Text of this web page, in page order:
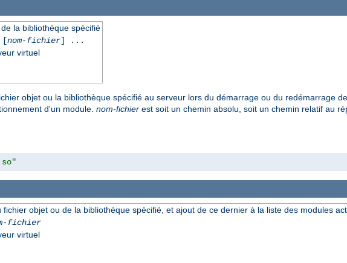
la bibliothèque spécifié
nom-fichier] ...
virtuel
objet ou la bibliothèque spécifié au serveur lors du démarrage ou du redémarrage
d'un module. nom-fichier est soit un chemin absolu, soit un chemin relatif au
fichier objet ou de la bibliothèque spécifié, et ajout de ce dernier à la liste des modules
fichier
virtuel